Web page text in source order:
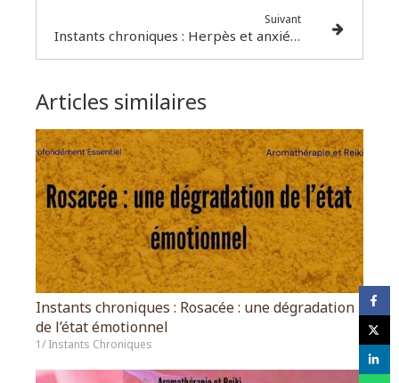
Suivant
Instants chroniques : Herpès et anxiété
Articles similaires
Instants chroniques : Rosacée : une dégradation
de l’état émotionnel
1/ Instants Chroniques